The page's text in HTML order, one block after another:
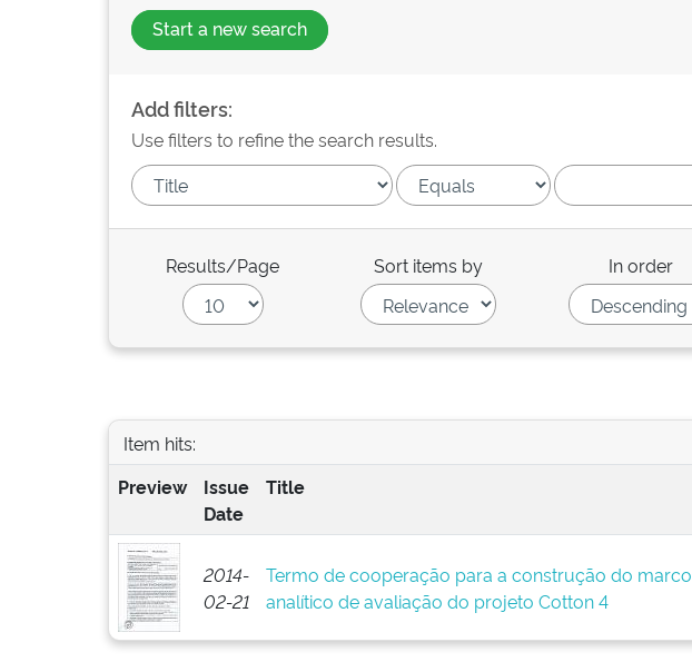
Start a new search
Add filters:
Use filters to refine the search results.
Results/Page Sort items by In order
Item hits:
Preview
Issue
Date
Title
2014-
02-21
Termo de cooperação para a construção do marco
analítico de avaliação do projeto Cotton 4